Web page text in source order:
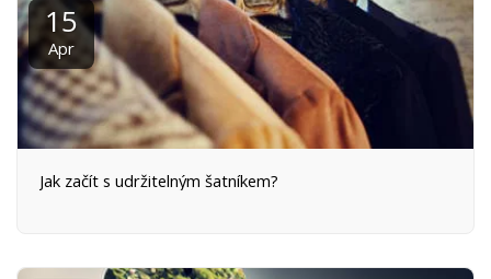
15
Apr
Jak začít s udržitelným šatníkem?